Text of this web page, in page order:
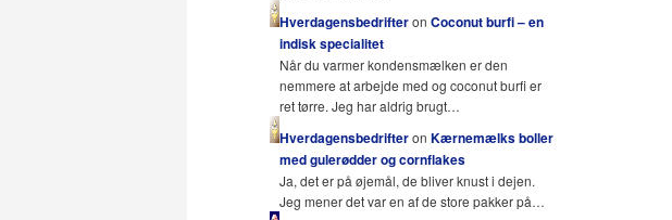
Hverdagensbedrifteron Coconut burfi – en
indisk specialitet
Når du varmer kondensmælken er den
nemmere at arbejde med og coconut burfi er
ret tørre. Jeg har aldrig brugt…
Hverdagensbedrifteron Kærnemælks boller
med gulerødder og cornflakes
Ja, det er på øjemål, de bliver knust i dejen.
Jeg mener det var en af de store pakker på…